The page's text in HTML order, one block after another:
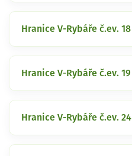
Hranice V-Rybáře č.ev. 18
Hranice V-Rybáře č.ev. 19
Hranice V-Rybáře č.ev. 24